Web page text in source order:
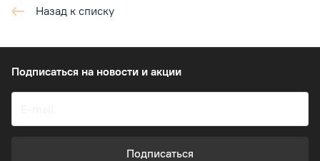
Назад к списку
Подписаться на новости и акции
Подписаться